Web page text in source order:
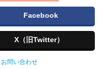
Facebook
X（旧Twitter）
お問い合わせ